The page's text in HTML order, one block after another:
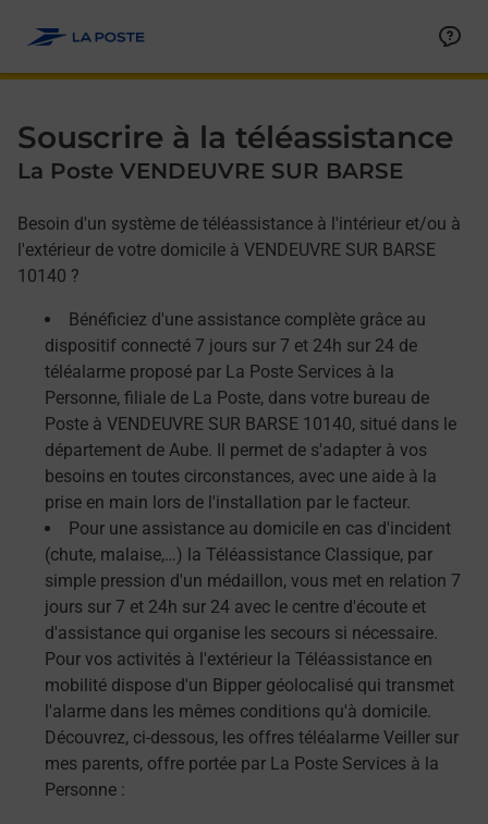
Souscrire à la téléassistance
La Poste VENDEUVRE SUR BARSE
Besoin d'un système de téléassistance à l'intérieur et/ou à
l'extérieur de votre domicile à VENDEUVRE SUR BARSE
10140 ?
Bénéficiez d'une assistance complète grâce au
dispositif connecté 7 jours sur 7 et 24h sur 24 de
téléalarme proposé par La Poste Services à la
Personne, filiale de La Poste, dans votre bureau de
Poste à VENDEUVRE SUR BARSE 10140, situé dans le
département de Aube. Il permet de s'adapter à vos
besoins en toutes circonstances, avec une aide à la
prise en main lors de l'installation par le facteur.
Pour une assistance au domicile en cas d'incident
(chute, malaise,…) la Téléassistance Classique, par
simple pression d'un médaillon, vous met en relation 7
jours sur 7 et 24h sur 24 avec le centre d'écoute et
d'assistance qui organise les secours si nécessaire.
Pour vos activités à l'extérieur la Téléassistance en
mobilité dispose d'un Bipper géolocalisé qui transmet
l'alarme dans les mêmes conditions qu'à domicile.
Découvrez, ci-dessous, les offres téléalarme Veiller sur
mes parents, offre portée par La Poste Services à la
Personne :